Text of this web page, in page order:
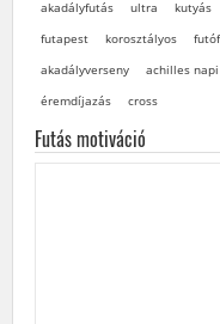
akadályfutás
ultra kutyás
futapest
korosztályos
akadályverseny
achilles
éremdíjazás
cross
Futás motiváció